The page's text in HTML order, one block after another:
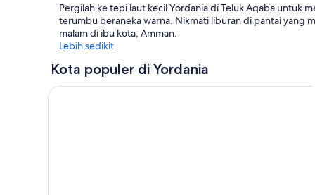
Pergilah ke tepi laut kecil Yordania di Teluk Aqaba untuk
terumbu beraneka warna. Nikmati liburan di pantai yang
malam di ibu kota, Amman.
Lebih sedikit
Kota populer di Yordania